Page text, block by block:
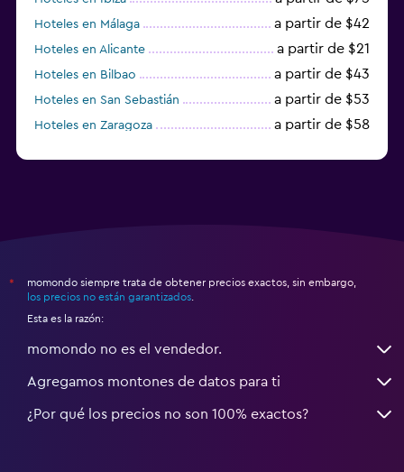
Servicio de planchado
Servicios de lavandería/tintorería
Armario o clóset
Botiquín de primeros auxilios
Hoteles en Málaga a partir de $42
Hoteles en Alicante a partir de $21
Hoteles en Bilbao a partir de $43
Hoteles en San Sebastián a partir de $53
Hoteles en Zaragoza a partir de $58
*
momondo siempre trata de obtener precios exactos, sin embargo,
los precios no están garantizados
Esta es la razón:
momondo no es el vendedor.
Agregamos montones de datos para ti
¿Por qué los precios no son 100% exactos?